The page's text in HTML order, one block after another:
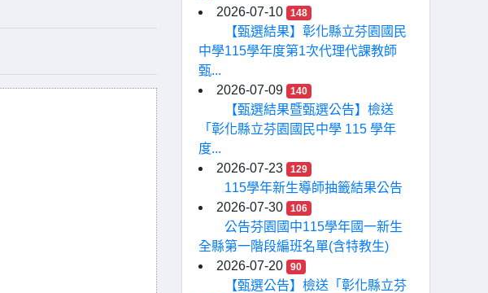
2026-07-10
148
【甄選結果】彰化縣立芬園國民
中學115學年度第1次代理代課教師
甄...
2026-07-09
140
【甄選結果暨甄選公告】檢送
「彰化縣立芬園國民中學 115 學年
度...
2026-07-23
129
115學年新生導師抽籤結果公告
2026-07-30
106
公告芬園國中115學年國一新生
全縣第一階段編班名單(含特教生)
2026-07-20
90
【甄選公告】檢送「彰化縣立芬